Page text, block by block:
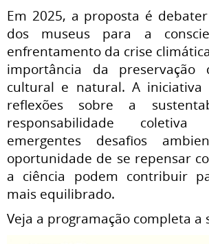
Em 2025, a proposta é
dos museus para a
enfrentamento da crise
importância da preservação
cultural e natural. A iniciativa
reflexões sobre a
responsabilidade
emergentes desafios
oportunidade de se repensar
a ciência podem contribuir
mais equilibrado.
Veja a programação completa a